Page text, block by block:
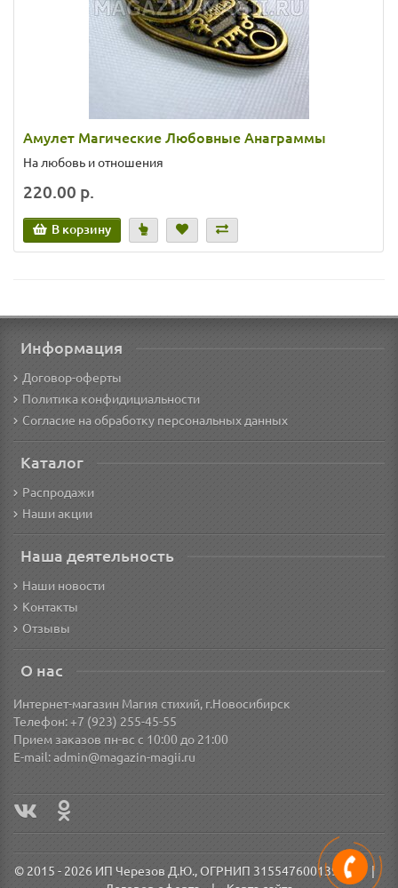
Амулет Магические Любовные Анаграммы
На любовь и отношения
220.00 р.
В корзину
Информация
Договор-оферты
Политика конфидициальности
Согласие на обработку персональных данных
Каталог
Распродажи
Наши акции
Наша деятельность
Наши новости
Контакты
Отзывы
О нас
Интернет-магазин Магия стихий, г.Новосибирск
Телефон: +7 (923) 255-45-55
Прием заказов пн-вс с 10:00 до 21:00
E-mail:admin@magazin-magii.ru
© 2015 - 2026 ИП Черезов Д.Ю., ОГРНИП 315547600139571
|